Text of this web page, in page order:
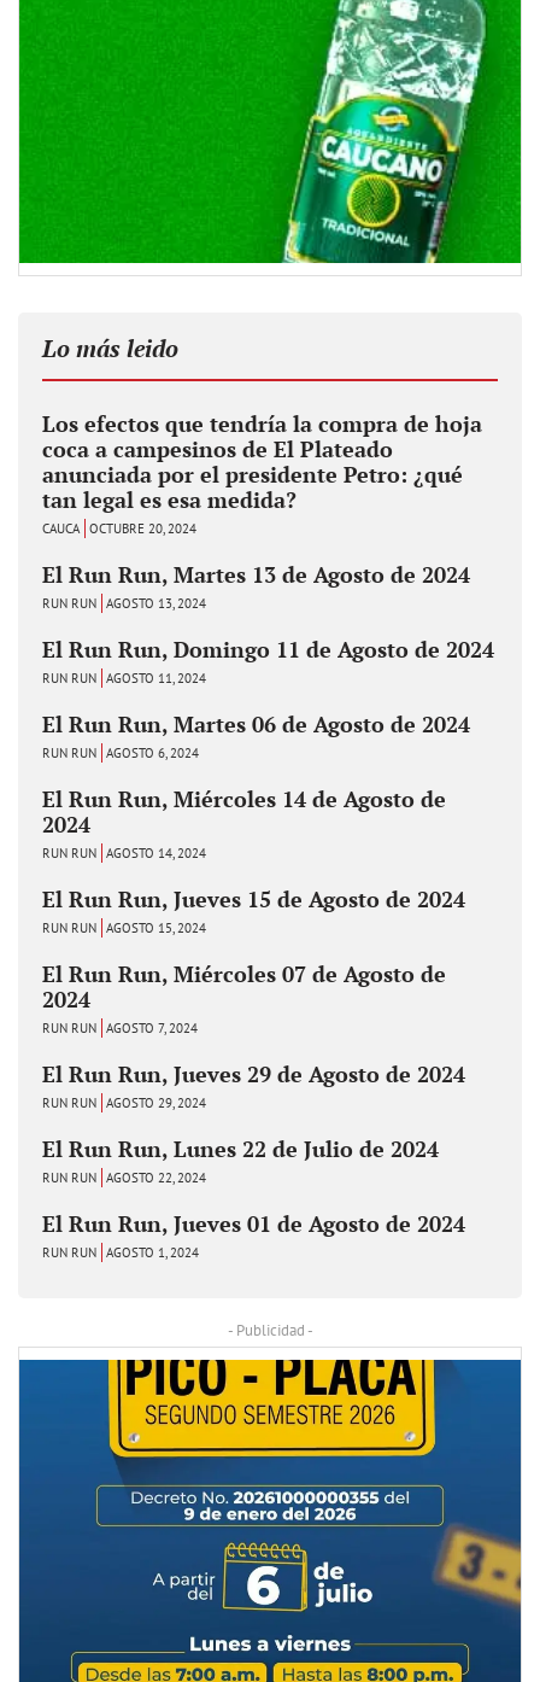
Lo más leido
Los efectos que tendría la compra de hoja
coca a campesinos de El Plateado
anunciada por el presidente Petro: ¿qué
tan legal es esa medida?
CAUCA OCTUBRE 20, 2024
El Run Run, Martes 13 de Agosto de 2024
RUN RUN AGOSTO 13, 2024
El Run Run, Domingo 11 de Agosto de 2024
RUN RUN AGOSTO 11, 2024
El Run Run, Martes 06 de Agosto de 2024
RUN RUN AGOSTO 6, 2024
El Run Run, Miércoles 14 de Agosto de
2024
RUN RUN AGOSTO 14, 2024
El Run Run, Jueves 15 de Agosto de 2024
RUN RUN AGOSTO 15, 2024
El Run Run, Miércoles 07 de Agosto de
2024
RUN RUN AGOSTO 7, 2024
El Run Run, Jueves 29 de Agosto de 2024
RUN RUN AGOSTO 29, 2024
El Run Run, Lunes 22 de Julio de 2024
RUN RUN AGOSTO 22, 2024
El Run Run, Jueves 01 de Agosto de 2024
RUN RUN AGOSTO 1, 2024
- Publicidad -